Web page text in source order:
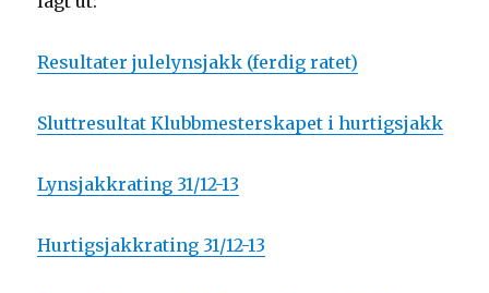
Resultater julelynsjakk (ferdig ratet)
Sluttresultat Klubbmesterskapet i hurtigsjakk
Lynsjakkrating 31/12-13
Hurtigsjakkrating 31/12-13